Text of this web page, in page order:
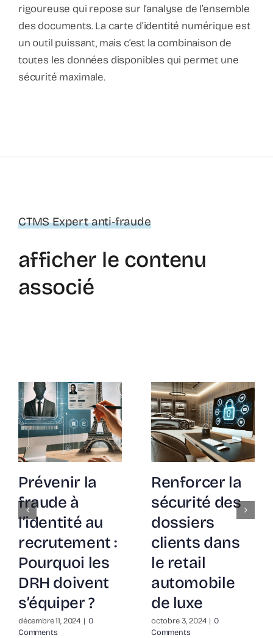
rigoureuse qui repose sur l’analyse de l’ensemble
des documents. La carte d’identité numérique est
un outil puissant, mais c’est la combinaison de
toutes les données disponibles qui permet une
sécurité maximale.
CTMS Expert anti-fraude
afficher le contenu
associé
Fraude
identitaire :
les données
choc d’une
épidémie
mondiale en
pleine
expansion
Intérim :
comment le
KYC et la
biométrie
stoppent la
fraude
documentaire
septembre 1, 2025